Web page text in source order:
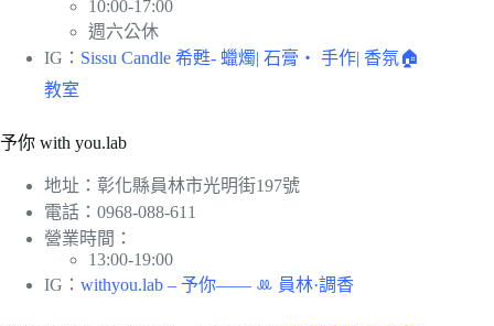
10:00-17:00
週六公休
IG： Sissu Candle 希甦- 蠟燭| 石膏・ 手作| 香氛🏠
教室
予你 with you.lab
地址：彰化縣員林市光明街197號
電話：0968-088-611
營業時間：
13:00-19:00
IG： withyou.lab – 予你—— ꔛ 員林·調香